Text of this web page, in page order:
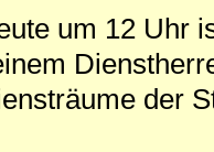
um 12 Uhr
der